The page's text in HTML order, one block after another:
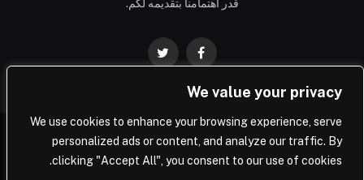
We value your privacy
We use cookies to enhance your browsing experience, serve
personalized ads or content, and analyze our traffic. By
clicking "Accept All", you consent to our use of cookies.
قدر اهتمامنا بتقديمه لكم.
فيسبوكتويتر